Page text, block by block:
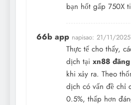
bạn hốt gấp 750X
66b app napisao: 21/11/
Thực tế cho thấy,
dịch tại xn88
khi xảy ra. Theo
dịch có vấn đề chỉ
0.5%, thấp hơn